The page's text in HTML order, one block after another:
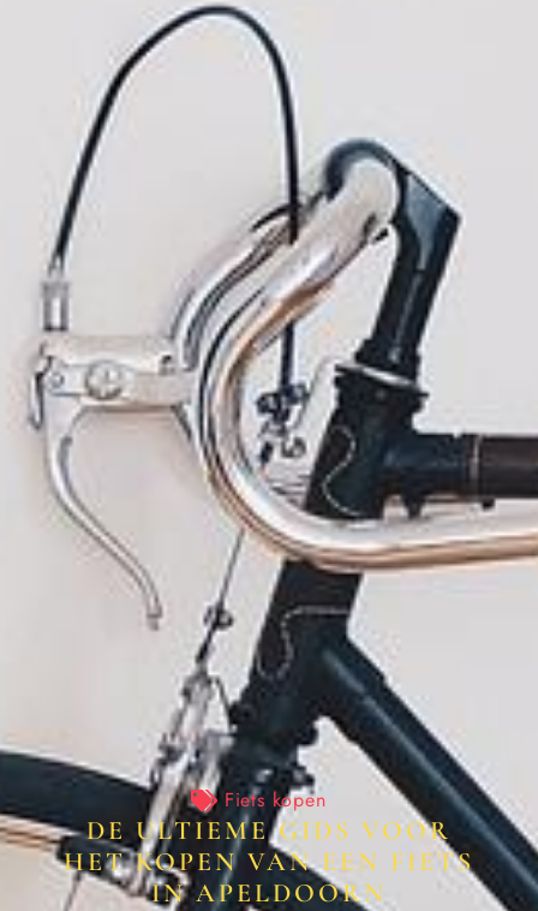
Fiets kopen
DE ULTIEME GIDS VOOR
HET KOPEN VAN EEN FIETS
IN APELDOORN